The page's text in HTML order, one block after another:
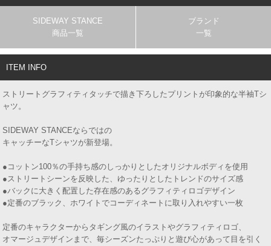
SIDEWAY STANCE
商品一覧
ブランド
一覧
ITEM INFO
ストリートグラフィティタッチで描き下ろしたプリントが印象的な半袖Tシ
ャツ。
SIDEWAY STANCEならではの
キャッチーなTシャツが新登場。
●コットン100％の手持ち感のしっかりとしたオリジナルボディを使用
●ストリートシーンを反映した、ゆったりとしたトレンドのサイズ感
●バックに大きく配置した存在感のあるグラフィティロゴデザイン
●定番のブラック、ホワイトでコーディネートに取り入れやすい一枚
定番のキャラクターからタギング風のイラストやグラフィティロゴ、
オマージュデザインまで、毎シーズンたっぷりと遊び心があって目を引く